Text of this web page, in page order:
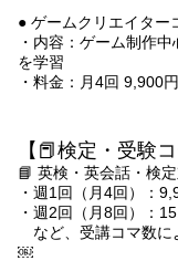
● ゲームクリエイター
・内容：ゲーム制作
を学習
・料金：月4回 9,900
【📕検定・受験コ
📘 英検・英会話・検
・週1回（月4回）：
・週2回（月8回）：
など、受講コマ数に
￼